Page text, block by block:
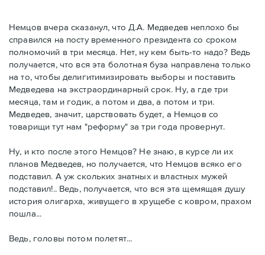
Немцов вчера сказанул, что Д.А. Медведев неплохо бы
справился на посту временного президента со сроком
полномочий в три месяца. Нет, ну кем быть-то надо? Ведь
получается, что вся эта болотная буза направлена только
на то, чтобы делигитимизировать выборы и поставить
Медведева на экстраординарный срок. Ну, а где три
месяца, там и годик, а потом и два, а потом и три.
Медведев, значит, царствовать будет, а Немцов со
товарищи тут нам "реформу" за три года провернут.
Ну, и кто после этого Немцов? Не знаю, в курсе ли их
планов Медведев, но получается, что Немцов всяко его
подставил. А уж скольких знатных и властных мужей
подставил!.. Ведь, получается, что вся эта щемящая душу
история олигарха, живущего в хрущебе с ковром, прахом
пошла...
Ведь, головы потом полетят...